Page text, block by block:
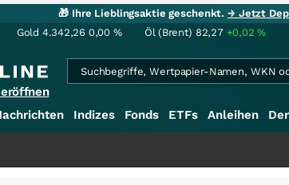
🎁 Ihre Lieblingsaktie geschenkt.→ Jetzt
Gold 4.342,26 0,00 % Öl (Brent) 82,27 +0,02%
Indizes Fonds ETFs Anleihen